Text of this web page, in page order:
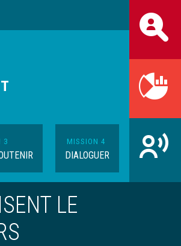
3 MISSION 4
DIALOGUER
ILVV
LE